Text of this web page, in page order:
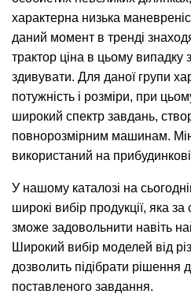
характерна низька
даний момент в тренді
трактор ціна в цьому
здивувати. Для даної групи
потужність і розміри, при
широкий спектр завдань,
повнорозмірним машинам.
використаний на
У нашому каталозі на
широкі вибір продукції, яка
зможе задовольнити навіть
Широкий вибір моделей від
дозволить підібрати рішення
поставленого завдання.